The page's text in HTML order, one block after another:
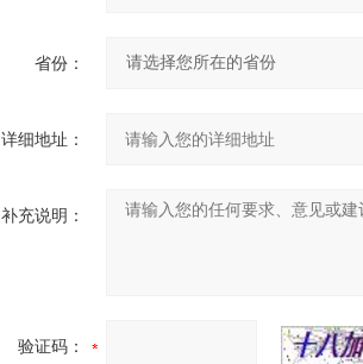
省份：
详细地址：
补充说明：
验证码：